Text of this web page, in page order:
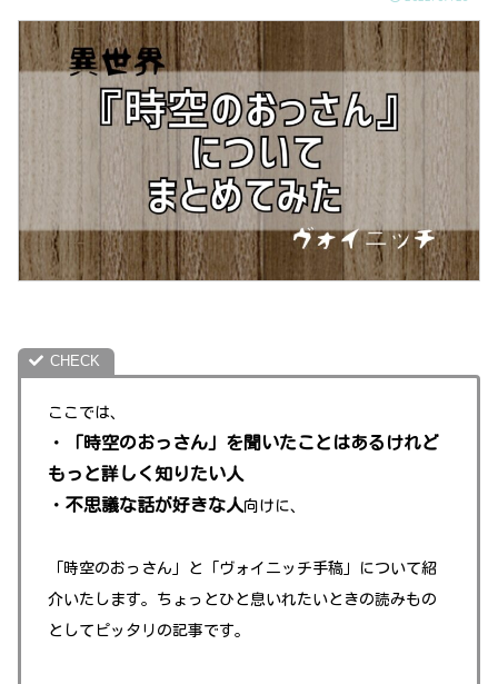
ここでは、
・
「時空のおっさん」を聞いたことはあるけれど
もっと詳しく知りたい人
・ 不思議な話が好きな人 向けに、
「時空のおっさん」と「ヴォイニッチ手稿」について紹
介いたします。 ちょっとひと息いれたいときの読みもの
としてピッタリの記事です。